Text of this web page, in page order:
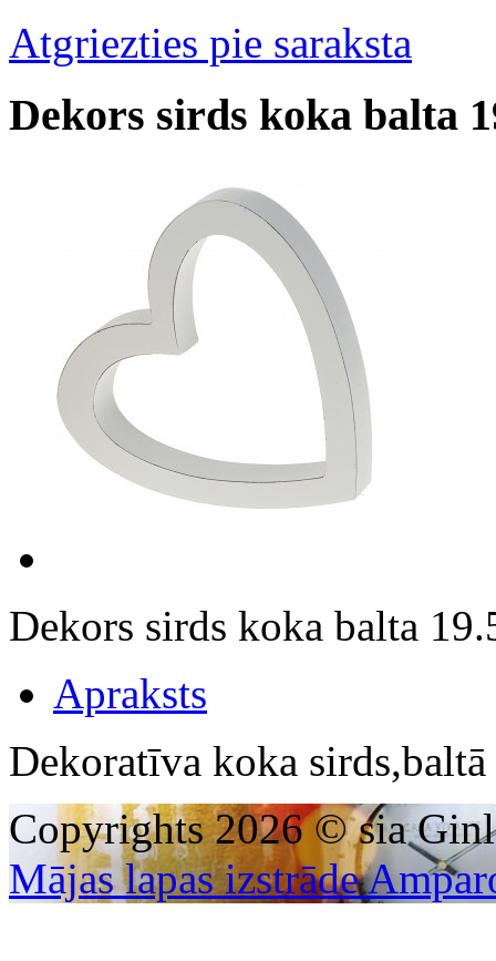
Atgriezties pie saraksta
Dekors sirds koka balta
Dekors sirds koka balta
Apraksts
Dekoratīva koka
Copyrights 2026 © sia
Mājas lapas izstrāde